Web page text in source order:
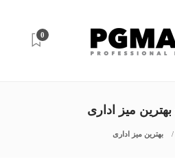
0
بهترین میز اداری
بهترین میز اداری